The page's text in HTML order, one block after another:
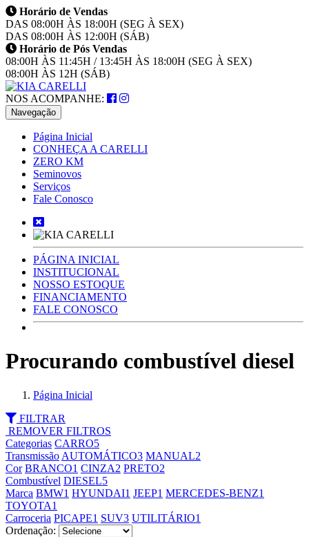
Horário de Vendas
DAS 08:00H ÀS 18:00H (SEG À SEX)
DAS 08:00H ÀS 12:00H (SÁB)
Horário de Pós Vendas
08:00H ÀS 11:45H / 13:45H ÀS 18:00H (SEG À SEX)
08:00H ÀS 12H (SÁB)
NOS ACOMPANHE:
Navegação
Página Inicial
CONHEÇA A CARELLI
ZERO KM
Seminovos
Serviços
Fale Conosco
PÁGINA INICIAL
INSTITUCIONAL
NOSSO ESTOQUE
FINANCIAMENTO
FALE CONOSCO
Procurando combustível diesel
Página Inicial
FILTRAR
REMOVER FILTROS
Categorias CARRO5
Transmissão AUTOMÁTICO3 MANUAL2
Cor BRANCO1 CINZA2 PRETO2
Combustível DIESEL5
Marca BMW1 HYUNDAI1 JEEP1 MERCEDES-BENZ1
TOYOTA1
Carroceria PICAPE1 SUV3 UTILITÁRIO1
Ordenação: